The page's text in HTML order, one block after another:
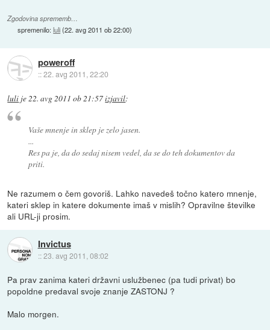
Zgodovina sprememb…
spremenilo:luli(22. avg 2011 ob 22:00)
poweroff
::22. avg 2011, 22:20
luli je22. avg 2011 ob 21:57izjavil:
Vaše mnenje in sklep je zelo jasen.
...
Res pa je, da do sedaj nisem vedel, da se do teh dokumentov da
priti.
Ne razumem o čem govoriš. Lahko navedeš točno katero mnenje,
kateri sklep in katere dokumente imaš v mislih? Opravilne številke
ali URL-ji prosim.
Invictus
::23. avg 2011, 08:02
Pa prav zanima kateri državni uslužbenec (pa tudi privat) bo
popoldne predaval svoje znanje ZASTONJ ?
Malo morgen.